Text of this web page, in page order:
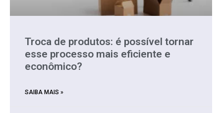
Troca de produtos: é possível tornar
esse processo mais eficiente e
econômico?
SAIBA MAIS »